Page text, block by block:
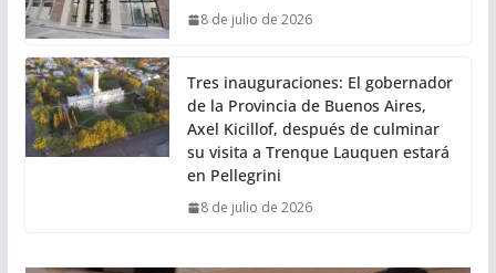
8 de julio de 2026
Tres inauguraciones: El gobernador
de la Provincia de Buenos Aires,
Axel Kicillof, después de culminar
su visita a Trenque Lauquen estará
en Pellegrini
8 de julio de 2026